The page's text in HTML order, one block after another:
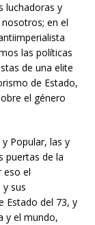
luchadoras y
en el
las políticas
de una elite
de Estado,
el género
Popular, las y
puertas de la
eso el
sus
Estado del 73, y
y el mundo,